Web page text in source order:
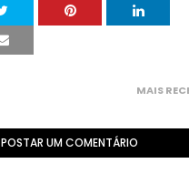
MAIS
POSTAR UM COMENTÁRIO